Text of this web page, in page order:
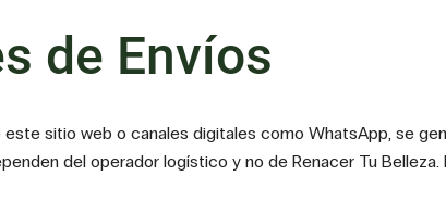
de Envíos
sitio web o canales digitales como WhatsApp, se
del operador logístico y no de Renacer Tu